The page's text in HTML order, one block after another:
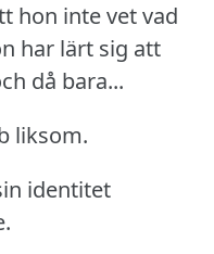
hon inte vet vad
har lärt sig att
då bara...
liksom.
identitet